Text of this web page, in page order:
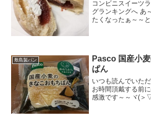
コンビニスイーツ
グランキングへ あ
たくなったぁ～～
て滅茶苦茶甘そうな
敷島製パン
Pasco 国産小
ぱん
いつも読んでいた
お時間頂戴する前
感激です～～ヾ(＞